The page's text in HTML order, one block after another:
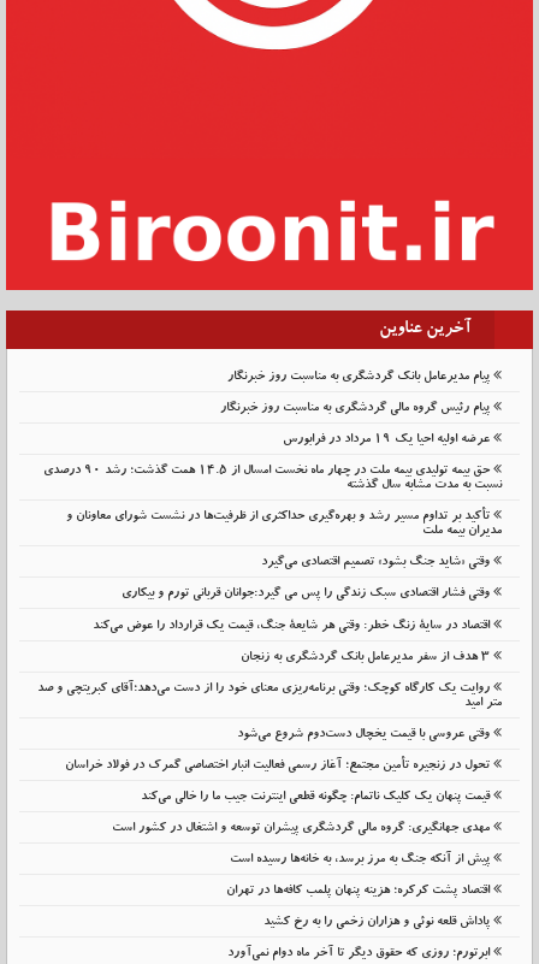
آخرین عناوین
پیام مدیرعامل بانک گردشگری به مناسبت روز خبرنگار
پیام رئیس گروه مالی گردشگری به مناسبت روز خبرنگار
عرضه اولیه احیا یک ۱۹ مرداد در فرابورس
حق بیمه تولیدی بیمه ملت در چهار ماه نخست امسال از 14.5 همت گذشت؛ رشد 90 درصدی
نسبت به مدت مشابه سال گذشته
تأکید بر تداوم مسیر رشد و بهره‌گیری حداکثری از ظرفیت‌ها در نشست شورای معاونان و
مدیران بیمه ملت
وقتی «شاید جنگ بشود» تصمیم اقتصادی می‌گیرد
وقتی فشار اقتصادی سبک زندگی را پس می گیرد:جوانان قربانی تورم و بیکاری
اقتصاد در سایهٔ زنگ خطر: وقتی هر شایعهٔ جنگ، قیمت یک قرارداد را عوض می‌کند
۳ هدف از سفر مدیرعامل بانک گردشگری به زنجان
روایت یک کارگاه کوچک؛ وقتی برنامه‌ریزی معنای خود را از دست می‌دهد؛آقای کبریتچی و صد
متر امید
وقتی عروسی با قیمت یخچال دست‌دوم شروع می‌شود
تحول در زنجیره تأمین مجتمع؛ آغاز رسمی فعالیت انبار اختصاصی گمرک در فولاد خراسان
قیمت پنهان یک کلیک ناتمام: چگونه قطعی اینترنت جیب ما را خالی می‌کند
مهدی جهانگیری: گروه مالی گردشگری پیشران توسعه و اشتغال در کشور است
پیش از آنکه جنگ به مرز برسد، به خانه‌ها رسیده است
اقتصاد پشت کرکره؛ هزینه پنهان پلمب کافه‌ها در تهران
پاداش قلعه نوئی و هزاران زخمی را به رخ کشید
ابرتورم؛ روزی که حقوق دیگر تا آخر ماه دوام نمی‌آورد